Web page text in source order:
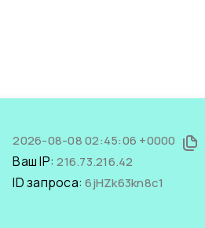
2026-08-08 02:45:06 +0000
Ваш IP:216.73.216.42
ID запроса:6jHZk63kn8c1